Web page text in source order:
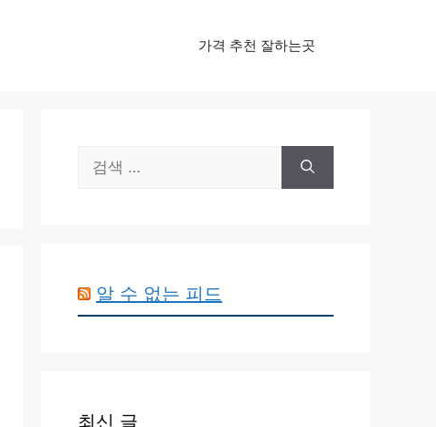
가격 추천 잘하는곳
색:
알 수 없는 피드
최신 글